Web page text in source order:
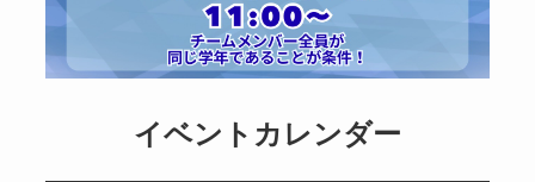
イベントカレンダー